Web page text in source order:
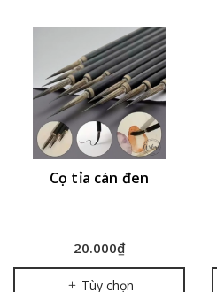
Cọ tỉa cán đen
20.000₫
Tùy chọn